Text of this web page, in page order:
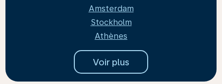
Amsterdam
Stockholm
Athènes
Voir plus